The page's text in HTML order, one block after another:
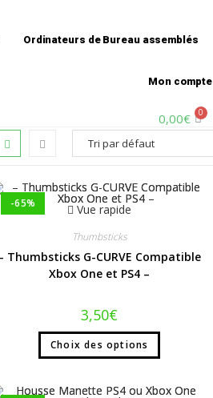
Ordinateurs de Bureau assemblés
Mon compte
0,00€
-65% Vue rapide
Thumbsticks
Thumbsticks G-CURVE Compatible
Xbox One et PS4 –
3,50€
Choix des options